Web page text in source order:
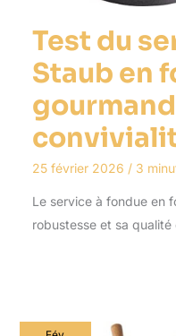
Test du
Staub en
25 février 2026 / 3
Le service à fondue en
robustesse et sa qualité